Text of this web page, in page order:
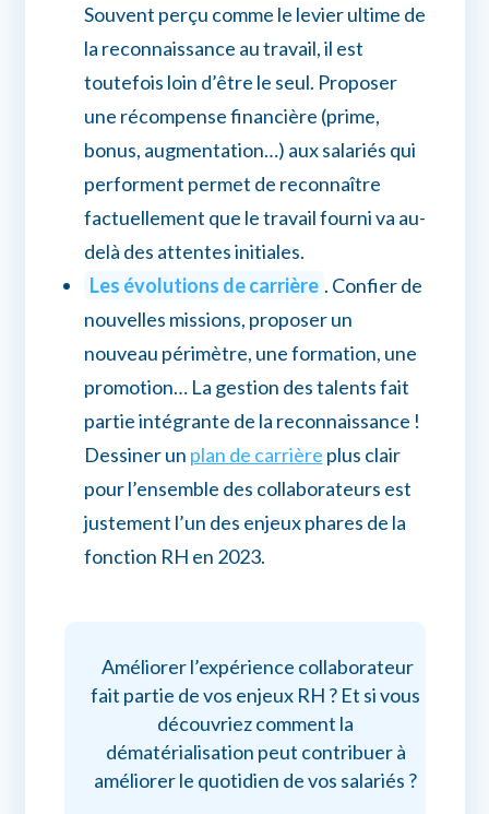
Souvent perçu comme le levier ultime de
la reconnaissance au travail, il est
toutefois loin d’être le seul. Proposer
une récompense financière (prime,
bonus, augmentation…) aux salariés qui
performent permet de reconnaître
factuellement que le travail fourni va au-
delà des attentes initiales.
Les évolutions de carrière . Confier de
nouvelles missions, proposer un
nouveau périmètre, une formation, une
promotion… La gestion des talents fait
partie intégrante de la reconnaissance !
Dessiner un plan de carrière plus clair
pour l’ensemble des collaborateurs est
justement l’un des enjeux phares de la
fonction RH en 2023.
Améliorer l’expérience collaborateur
fait partie de vos enjeux RH ? Et si vous
découvriez comment la
dématérialisation peut contribuer à
améliorer le quotidien de vos salariés ?